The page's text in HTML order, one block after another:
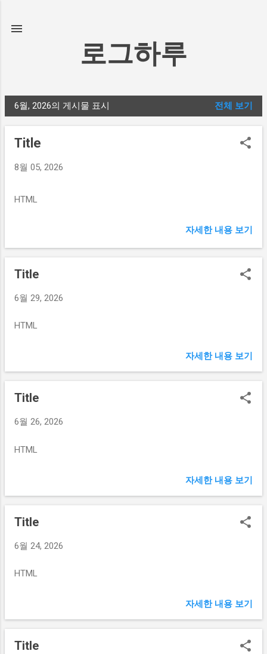
로그하루
글
6월, 2026의 게시물 표시 전체 보기
Title
8월 05, 2026
HTML
자세한 내용 보기
Title
6월 29, 2026
HTML
자세한 내용 보기
Title
6월 26, 2026
HTML
자세한 내용 보기
Title
6월 24, 2026
HTML
자세한 내용 보기
Title